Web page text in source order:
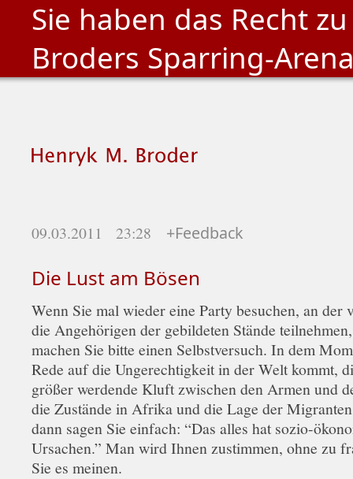
Sie haben das Recht
Broders Sparring-
09.03.2011 23:28 +Feedback
Die Lust am Bösen
Wenn Sie mal wieder eine Party besuchen, an der
die Angehörigen der gebildeten Stände
machen Sie bitte einen Selbstversuch. In dem
Rede auf die Ungerechtigkeit in der Welt kommt,
größer werdende Kluft zwischen den Armen und
die Zustände in Afrika und die Lage der
dann sagen Sie einfach: “Das alles hat sozio-
Ursachen.” Man wird Ihnen zustimmen, ohne zu
Sie es meinen.